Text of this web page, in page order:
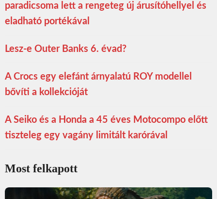
paradicsoma lett a rengeteg új árusítóhellyel és
eladható portékával
Lesz-e Outer Banks 6. évad?
A Crocs egy elefánt árnyalatú ROY modellel
bővíti a kollekcióját
A Seiko és a Honda a 45 éves Motocompo előtt
tiszteleg egy vagány limitált karórával
Most felkapott